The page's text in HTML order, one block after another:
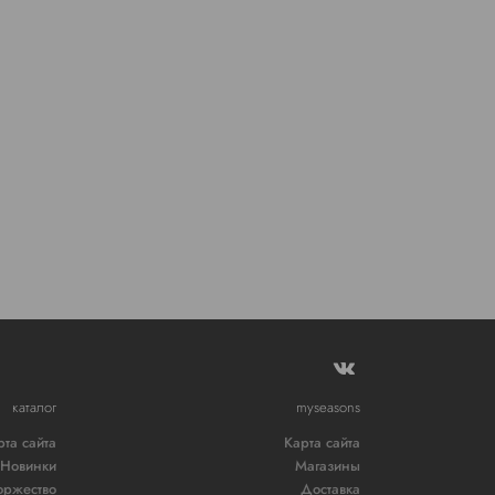
каталог
сайта
Новинки
myseasons
Карта сайта
Магазины
Доставка